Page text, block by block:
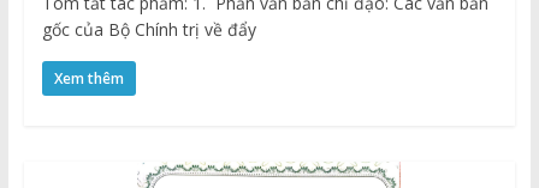
có sửa chữa, bổ sung)
gốc của Bộ Chính trị về đẩy
Xem thêm